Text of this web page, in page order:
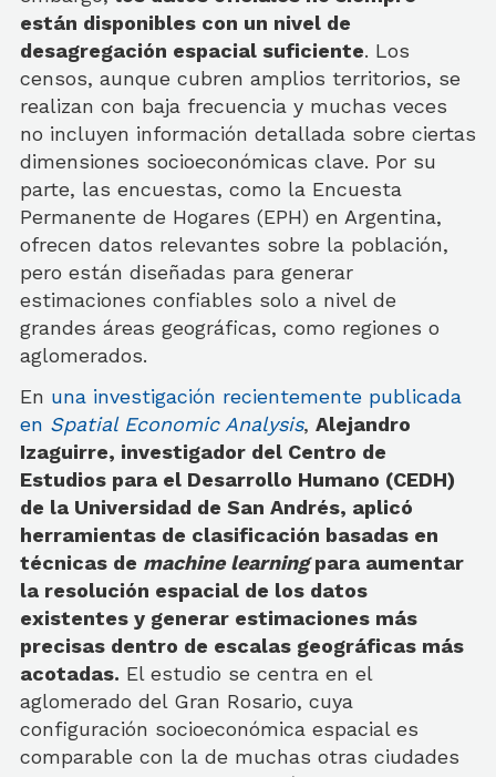
están disponibles con un nivel de
desagregación espacial suficiente. Los
censos, aunque cubren amplios territorios, se
realizan con baja frecuencia y muchas veces
no incluyen información detallada sobre ciertas
dimensiones socioeconómicas clave. Por su
parte, las encuestas, como la Encuesta
Permanente de Hogares (EPH) en Argentina,
ofrecen datos relevantes sobre la población,
pero están diseñadas para generar
estimaciones confiables solo a nivel de
grandes áreas geográficas, como regiones o
aglomerados.
En una investigación recientemente publicada
en Spatial Economic Analysis, Alejandro
Izaguirre, investigador del Centro de
Estudios para el Desarrollo Humano (CEDH)
de la Universidad de San Andrés, aplicó
herramientas de clasificación basadas en
técnicas de machine learningpara aumentar
la resolución espacial de los datos
existentes y generar estimaciones más
precisas dentro de escalas geográficas más
acotadas. El estudio se centra en el
aglomerado del Gran Rosario, cuya
configuración socioeconómica espacial es
comparable con la de muchas otras ciudades